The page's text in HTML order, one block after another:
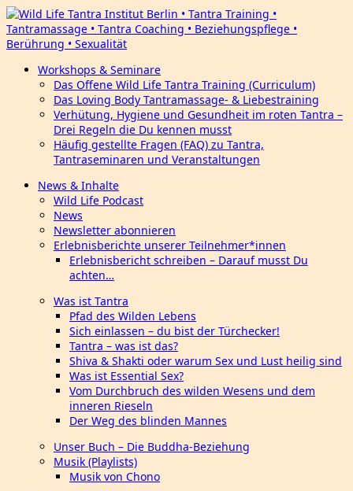
Workshops & Seminare
Das Offene Wild Life Tantra Training (Curriculum)
Das Loving Body Tantramassage- & Liebestraining
Verhütung, Hygiene und Gesundheit im roten Tantra –
Drei Regeln die Du kennen musst
Häufig gestellte Fragen (FAQ) zu Tantra,
Tantraseminaren und Veranstaltungen
News & Inhalte
Wild Life Podcast
News
Newsletter abonnieren
Erlebnisberichte unserer Teilnehmer*innen
Erlebnisbericht schreiben – Darauf musst Du
achten…
Was ist Tantra
Pfad des Wilden Lebens
Sich einlassen – du bist der Türchecker!
Tantra – was ist das?
Shiva & Shakti oder warum Sex und Lust heilig sind
Was ist Essential Sex?
Vom Durchbruch des wilden Wesens und dem
inneren Rieseln
Der Weg des blinden Mannes
Unser Buch – Die Buddha-Beziehung
Musik (Playlists)
Musik von Chono